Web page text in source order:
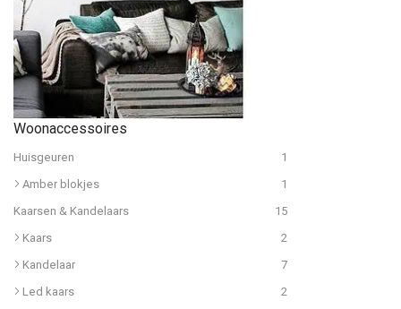
Woonaccessoires
Huisgeuren
1
Amber blokjes
1
Kaarsen & Kandelaars
15
Kaars
2
Kandelaar
7
Led kaars
2